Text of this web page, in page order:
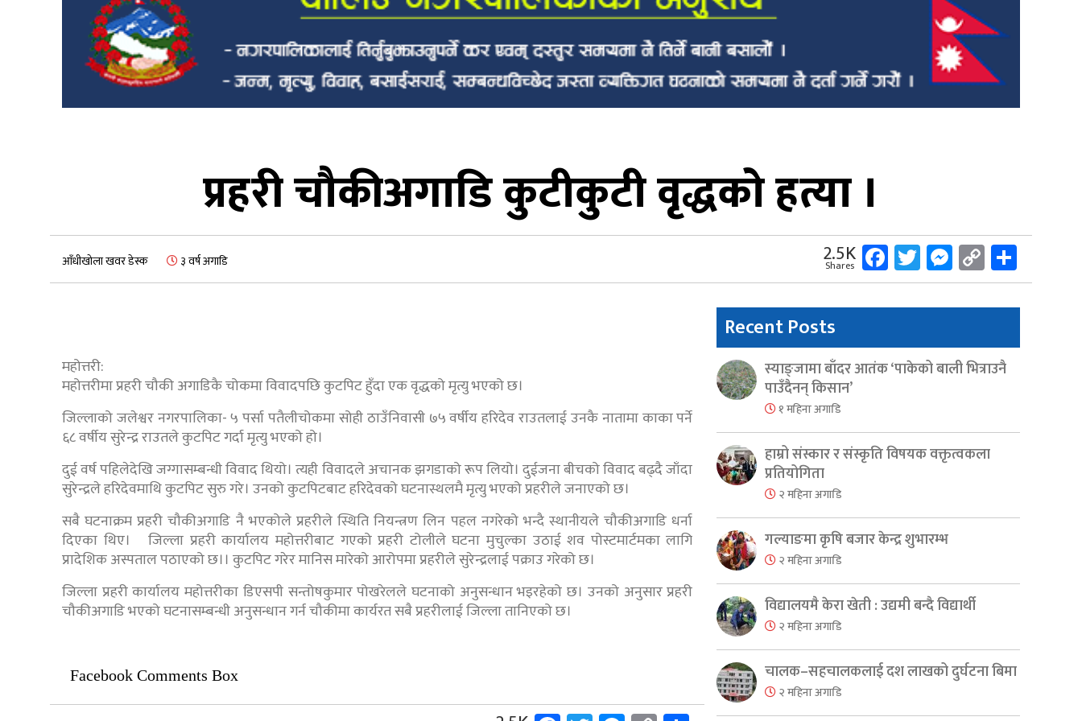
प्रहरी चौकीअगाडि कुटीकुटी वृद्धको हत्या ।
आँधीखोला खवर डेस्क ३ वर्ष अगाडि 2.5K
Shares Facebook
Twitter
Messenger
Copy
Link
महोत्तरी:
महोत्तरीमा प्रहरी चौकी अगाडिकै चोकमा विवादपछि कुटपिट हुँदा एक वृद्धको मृत्यु भएको छ।
जिल्लाको जलेश्वर नगरपालिका- ५ पर्सा पतैलीचोकमा सोही ठाउँनिवासी ७५ वर्षीय हरिदेव राउतलाई उनकै नातामा काका पर्ने
६८ वर्षीय सुरेन्द्र राउतले कुटपिट गर्दा मृत्यु भएको हो।
दुई वर्ष पहिलेदेखि जग्गासम्बन्धी विवाद थियो। त्यही विवादले अचानक झगडाको रूप लियो। दुईजना बीचको विवाद बढ्दै जाँदा
सुरेन्द्रले हरिदेवमाथि कुटपिट सुरु गरे। उनको कुटपिटबाट हरिदेवको घटनास्थलमै मृत्यु भएको प्रहरीले जनाएको छ।
सबै घटनाक्रम प्रहरी चौकीअगाडि नै भएकोले प्रहरीले स्थिति नियन्त्रण लिन पहल नगरेको भन्दै स्थानीयले चौकीअगाडि धर्ना
दिएका थिए। जिल्ला प्रहरी कार्यालय महोत्तरीबाट गएको प्रहरी टोलीले घटना मुचुल्का उठाई शव पोस्टमार्टमका लागि
प्रादेशिक अस्पताल पठाएको छ।। कुटपिट गरेर मानिस मारेको आरोपमा प्रहरीले सुरेन्द्रलाई पक्राउ गरेको छ।
जिल्ला प्रहरी कार्यालय महोत्तरीका डिएसपी सन्तोषकुमार पोखरेलले घटनाको अनुसन्धान भइरहेको छ। उनको अनुसार प्रहरी
चौकीअगाडि भएको घटनासम्बन्धी अनुसन्धान गर्न चौकीमा कार्यरत सबै प्रहरीलाई जिल्ला तानिएको छ।
Facebook Comments Box
Recent Posts
स्याङ्जामा बाँदर आतंक ‘पाकेको बाली भित्राउनै
पाउँदैनन् किसान’
१ महिना अगाडि
हाम्रो संस्कार र संस्कृति विषयक वक्तृत्वकला
प्रतियोगिता
२ महिना अगाडि
गल्याङमा कृषि बजार केन्द्र शुभारम्भ
२ महिना अगाडि
विद्यालयमै केरा खेती : उद्यमी बन्दै विद्यार्थी
२ महिना अगाडि
चालक–सहचालकलाई दश लाखको दुर्घटना बिमा
२ महिना अगाडि